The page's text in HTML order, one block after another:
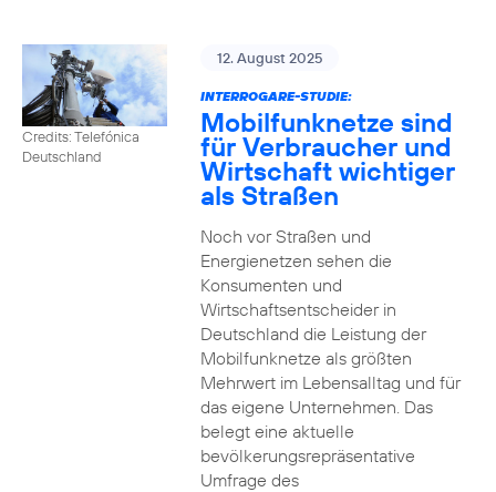
Credits: Telefónica
Deutschland
12. August 2025
INTERROGARE-STUDIE:
Mobilfunknetze sind
für Verbraucher und
Wirtschaft wichtiger
als Straßen
Noch vor Straßen und
Energienetzen sehen die
Konsumenten und
Wirtschaftsentscheider in
Deutschland die Leistung der
Mobilfunknetze als größten
Mehrwert im Lebensalltag und für
das eigene Unternehmen. Das
belegt eine aktuelle
bevölkerungsrepräsentative
Umfrage des